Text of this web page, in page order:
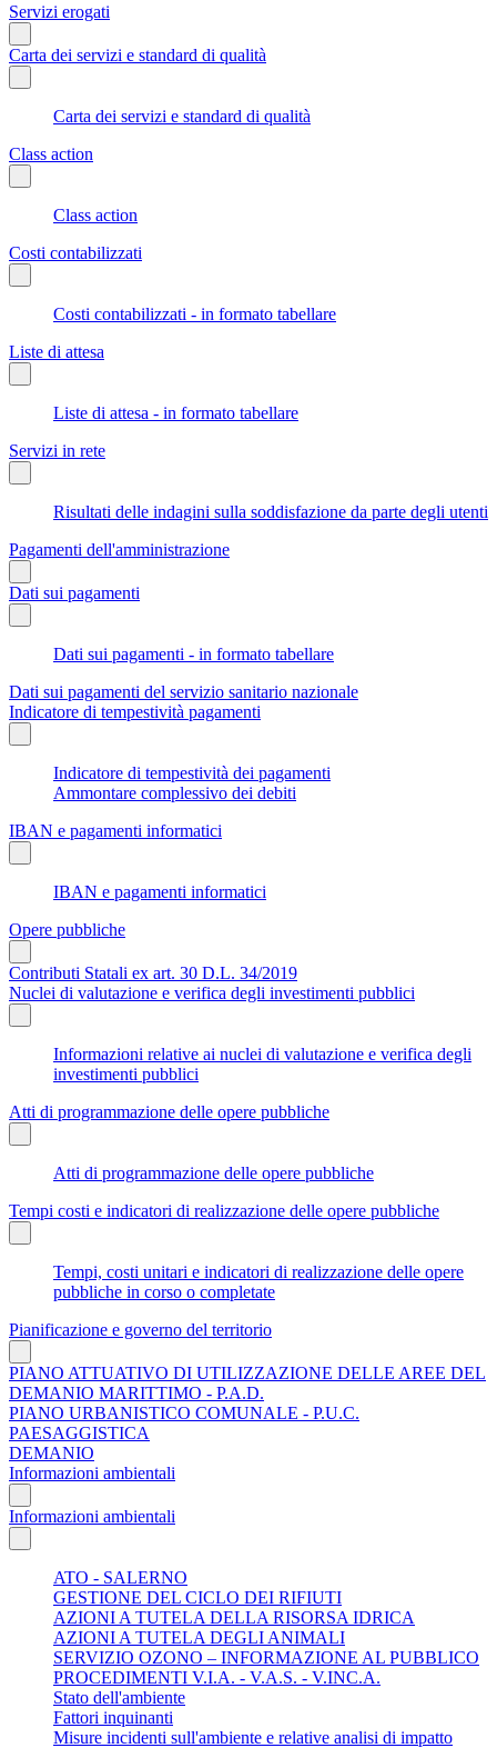
Servizi erogati
Carta dei servizi e standard di qualità
Carta dei servizi e standard di qualità
Class action
Class action
Costi contabilizzati
Costi contabilizzati - in formato tabellare
Liste di attesa
Liste di attesa - in formato tabellare
Servizi in rete
Risultati delle indagini sulla soddisfazione da parte degli utenti
Pagamenti dell'amministrazione
Dati sui pagamenti
Dati sui pagamenti - in formato tabellare
Dati sui pagamenti del servizio sanitario nazionale
Indicatore di tempestività pagamenti
Indicatore di tempestività dei pagamenti
Ammontare complessivo dei debiti
IBAN e pagamenti informatici
IBAN e pagamenti informatici
Opere pubbliche
Contributi Statali ex art. 30 D.L. 34/2019
Nuclei di valutazione e verifica degli investimenti pubblici
Informazioni relative ai nuclei di valutazione e verifica degli
investimenti pubblici
Atti di programmazione delle opere pubbliche
Atti di programmazione delle opere pubbliche
Tempi costi e indicatori di realizzazione delle opere pubbliche
Tempi, costi unitari e indicatori di realizzazione delle opere
pubbliche in corso o completate
Pianificazione e governo del territorio
PIANO ATTUATIVO DI UTILIZZAZIONE DELLE AREE DEL
DEMANIO MARITTIMO - P.A.D.
PIANO URBANISTICO COMUNALE - P.U.C.
PAESAGGISTICA
DEMANIO
Informazioni ambientali
Informazioni ambientali
ATO - SALERNO
GESTIONE DEL CICLO DEI RIFIUTI
AZIONI A TUTELA DELLA RISORSA IDRICA
AZIONI A TUTELA DEGLI ANIMALI
SERVIZIO OZONO – INFORMAZIONE AL PUBBLICO
PROCEDIMENTI V.I.A. - V.A.S. - V.INC.A.
Stato dell'ambiente
Fattori inquinanti
Misure incidenti sull'ambiente e relative analisi di impatto